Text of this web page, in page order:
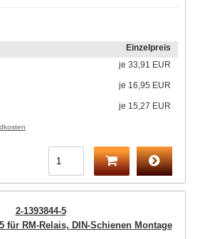
Einzelpreis
je 33,91 EUR
je 16,95 EUR
je 15,27 EUR
2-1393844-5
für RM-Relais, DIN-Schienen Montage